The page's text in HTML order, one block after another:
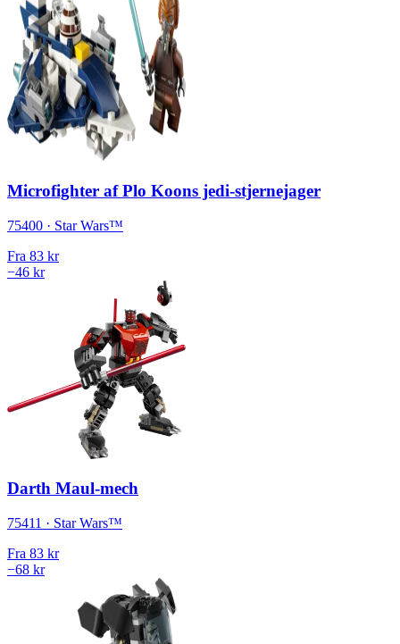
Microfighter af Plo Koons jedi-stjernejager
75400 · Star Wars™
Fra 83 kr
−46 kr
Darth Maul-mech
75411 · Star Wars™
Fra 83 kr
−68 kr